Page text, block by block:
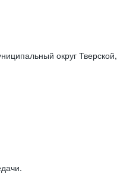
округ Тверской,